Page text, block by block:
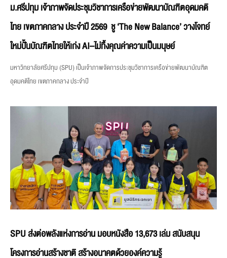
ม.ศรีปทุม เจ้าภาพจัดประชุมวิชาการเครือข่ายพัฒนาบัณฑิตอุดมคติ
ไทย เขตภาคกลาง ประจำปี 2569 ชู ‘The New Balance’ วางโจทย์
ใหม่ปั้นบัณฑิตไทยให้เก่ง AI–ไม่ทิ้งคุณค่าความเป็นมนุษย์
มหาวิทยาลัยศรีปทุม (SPU) เป็นเจ้าภาพจัดการประชุมวิชาการเครือข่ายพัฒนาบัณฑิต
อุดมคติไทย เขตภาคกลาง ประจำปี
SPU ส่งต่อพลังแห่งการอ่าน มอบหนังสือ 13,673 เล่ม สนับสนุน
โครงการอ่านสร้างชาติ สร้างอนาคตด้วยองค์ความรู้